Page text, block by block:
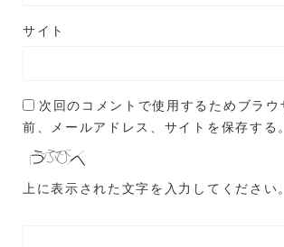
サイト
次回のコメントで使用するためブラウ
前、メールアドレス、サイトを保存する。
上に表示された文字を入力してください。